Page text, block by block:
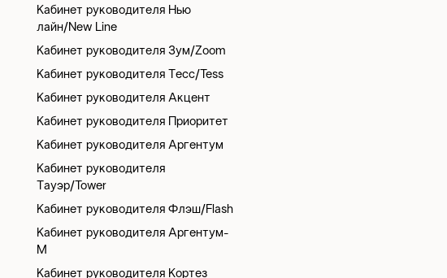
Кабинет руководителя Нью
лайн/New Line
Кабинет руководителя Зум/Zoom
Кабинет руководителя Тесс/Tess
Кабинет руководителя Акцент
Кабинет руководителя Приоритет
Кабинет руководителя Аргентум
Кабинет руководителя
Тауэр/Tower
Кабинет руководителя Флэш/Flash
Кабинет руководителя Аргентум-
М
Кабинет руководителя Кортез